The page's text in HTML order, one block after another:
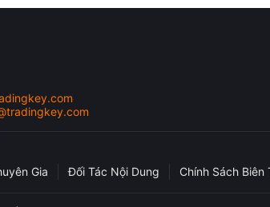
Gia Đối Tác Nội Dung Chính Sách Biên